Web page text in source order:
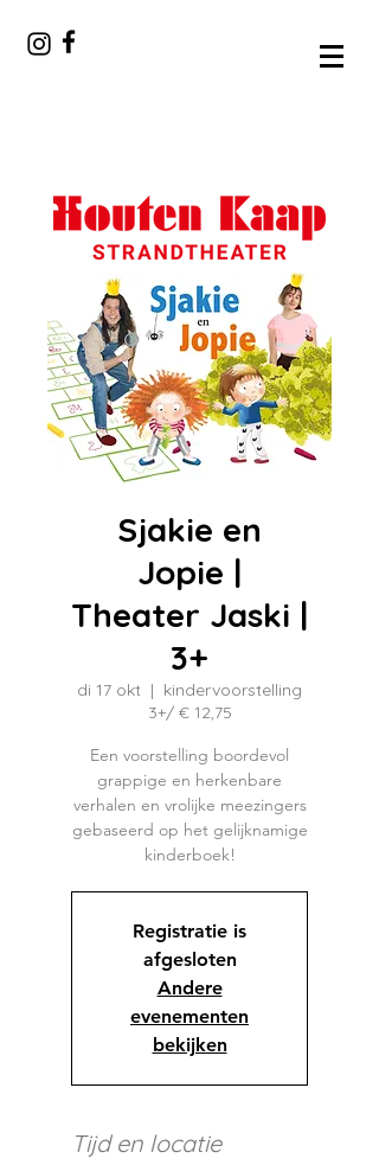
Sjakie en
Jopie |
Theater Jaski |
3+
di 17 okt
  |
kindervoorstelling
3+/ € 12,75
Een voorstelling boordevol
grappige en herkenbare
verhalen en vrolijke meezingers
gebaseerd op het gelijknamige
kinderboek!
Registratie is
afgesloten
Andere
evenementen
bekijken
Tijd en locatie